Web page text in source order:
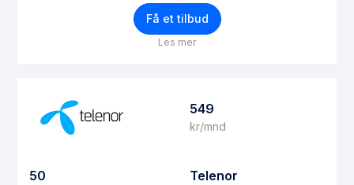
Få et tilbud
Les mer
549
kr/mnd
50 Telenor